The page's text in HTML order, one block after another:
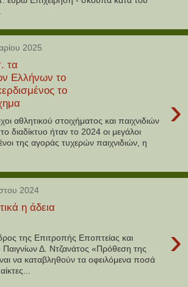
2025
τα
Ελλήνων το
το
›
αθλητικού στοιχήματος και παιχνιδιών
διαδίκτυο ήταν το 2024 οι μεγάλοι
της αγοράς τυχερών παιχνιδιών, η
2024
η άδεια
›
της Επιτροπής Εποπτείας και
Παιγνίων Δ. Ντζανάτος «Πρόθεση της
να καταβληθούν τα οφειλόμενα ποσά